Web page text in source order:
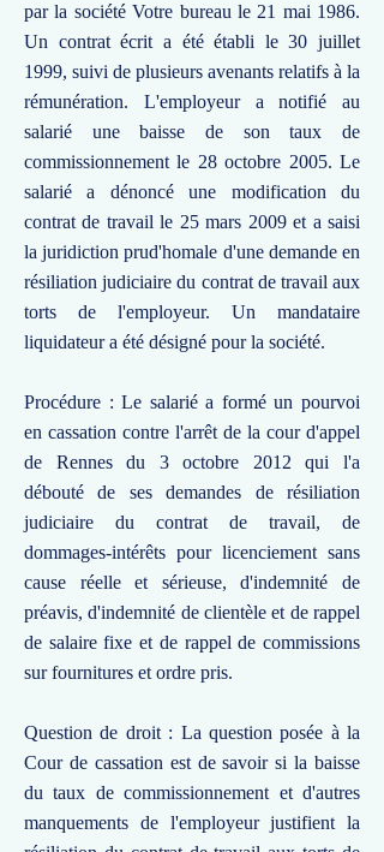
par la société Votre bureau le 21 mai 1986.
Un contrat écrit a été établi le 30 juillet
1999, suivi de plusieurs avenants relatifs à la
rémunération. L'employeur a notifié au
salarié une baisse de son taux de
commissionnement le 28 octobre 2005. Le
salarié a dénoncé une modification du
contrat de travail le 25 mars 2009 et a saisi
la juridiction prud'homale d'une demande en
résiliation judiciaire du contrat de travail aux
torts de l'employeur. Un mandataire
liquidateur a été désigné pour la société.
Procédure : Le salarié a formé un pourvoi
en cassation contre l'arrêt de la cour d'appel
de Rennes du 3 octobre 2012 qui l'a
débouté de ses demandes de résiliation
judiciaire du contrat de travail, de
dommages-intérêts pour licenciement sans
cause réelle et sérieuse, d'indemnité de
préavis, d'indemnité de clientèle et de rappel
de salaire fixe et de rappel de commissions
sur fournitures et ordre pris.
Question de droit : La question posée à la
Cour de cassation est de savoir si la baisse
du taux de commissionnement et d'autres
manquements de l'employeur justifient la